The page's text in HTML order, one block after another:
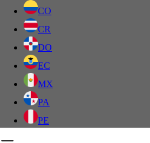
CO
CR
DO
EC
MX
PA
PE